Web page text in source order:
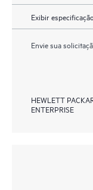
Exibir
Envie sua
HEWLETT
ENTERPRISE